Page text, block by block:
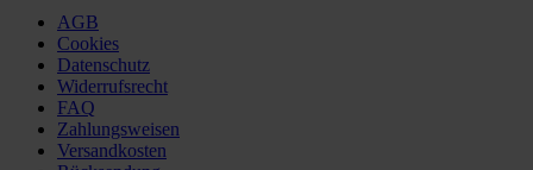
AGB
Cookies
Datenschutz
Widerrufsrecht
FAQ
Zahlungsweisen
Versandkosten